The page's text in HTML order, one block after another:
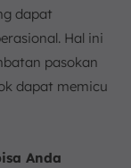
dapat
Hal ini
pasokan
dapat memicu
Anda